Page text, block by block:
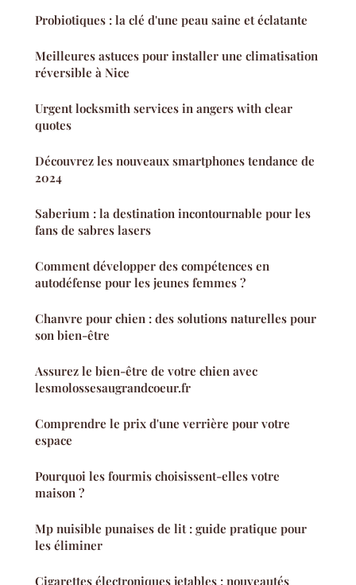
Probiotiques : la clé d'une peau saine et éclatante
Meilleures astuces pour installer une climatisation
réversible à Nice
Urgent locksmith services in angers with clear
quotes
Découvrez les nouveaux smartphones tendance de
2024
Saberium : la destination incontournable pour les
fans de sabres lasers
Comment développer des compétences en
autodéfense pour les jeunes femmes ?
Chanvre pour chien : des solutions naturelles pour
son bien-être
Assurez le bien-être de votre chien avec
lesmolossesaugrandcoeur.fr
Comprendre le prix d'une verrière pour votre
espace
Pourquoi les fourmis choisissent-elles votre
maison ?
Mp nuisible punaises de lit : guide pratique pour
les éliminer
Cigarettes électroniques jetables : nouveautés